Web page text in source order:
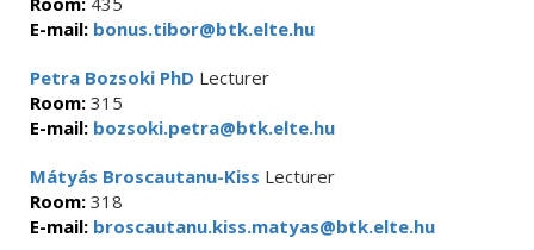
E-mail: bonus.tibor@btk.elte.hu
Petra Bozsoki PhD Lecturer
Room: 315
E-mail: bozsoki.petra@btk.elte.hu
Mátyás Broscautanu-Kiss Lecturer
Room: 318
E-mail: broscautanu.kiss.matyas@btk.elte.hu